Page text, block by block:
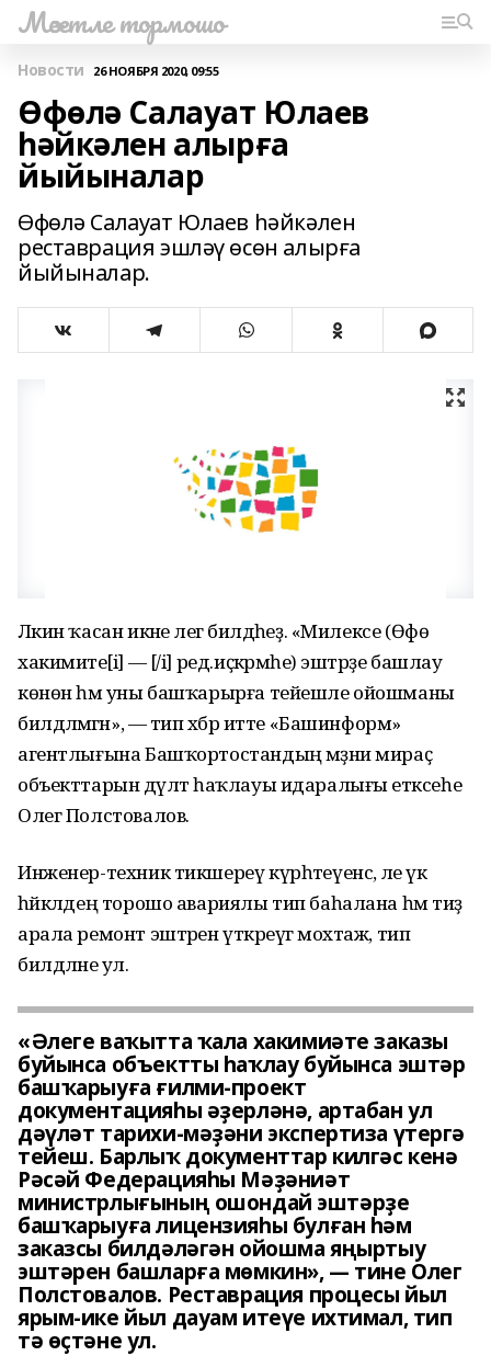
Мәсетле тормошо
Новости 26 НОЯБРЯ 2020, 09:55
Өфөлә Салауат Юлаев
һәйкәлен алырға
йыйыналар
Өфөлә Салауат Юлаев һәйкәлен
реставрация эшләү өсөн алырға
йыйыналар.
Ләкин ҡасан икәне әлегә билдәһеҙ. «Милексе (Өфө
хакимиәте[i] — [/i] ред.иҫкәрмәһе) эштәрҙе башлау
көнөн һәм уны башҡарырға тейешле ойошманы
билдәләмәгән», — тип хәбәр итте «Башинформ»
агентлығына Башҡортостандың мәҙәни мираҫ
объекттарын дәүләт һаҡлауы идаралығы етәксеһе
Олег Полстовалов.
Инженер-техник тикшереү күрһәтеүенсә, әле үк
һәйкәлдең торошо авариялы тип баһалана һәм тиҙ
арала ремонт эштәрен үткәреүгә мохтаж, тип
билдәләне ул.
«Әлеге ваҡытта ҡала хакимиәте заказы
буйынса объектты һаҡлау буйынса эштәр
башҡарыуға ғилми-проект
документацияһы әҙерләнә, артабан ул
дәүләт тарихи-мәҙәни экспертиза үтергә
тейеш. Барлыҡ документтар килгәс кенә
Рәсәй Федерацияһы Мәҙәниәт
министрлығының ошондай эштәрҙе
башҡарыуға лицензияһы булған һәм
заказсы билдәләгән ойошма яңыртыу
эштәрен башларға мөмкин», — тине Олег
Полстовалов. Реставрация процесы йыл
ярым-ике йыл дауам итеүе ихтимал, тип
тә өҫтәне ул.